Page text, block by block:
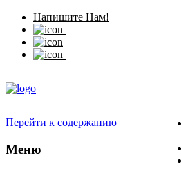
Напишите Нам!
Перейти к содержанию
Меню